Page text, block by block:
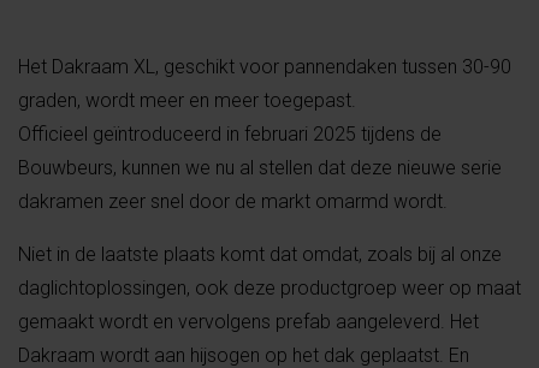
Het Dakraam XL, geschikt voor pannendaken tussen 30-90
graden, wordt meer en meer toegepast.
Officieel geïntroduceerd in februari 2025 tijdens de
Bouwbeurs, kunnen we nu al stellen dat deze nieuwe serie
dakramen zeer snel door de markt omarmd wordt.
Niet in de laatste plaats komt dat omdat, zoals bij al onze
daglichtoplossingen, ook deze productgroep weer op maat
gemaakt wordt en vervolgens prefab aangeleverd. Het
Dakraam wordt aan hijsogen op het dak geplaatst. En